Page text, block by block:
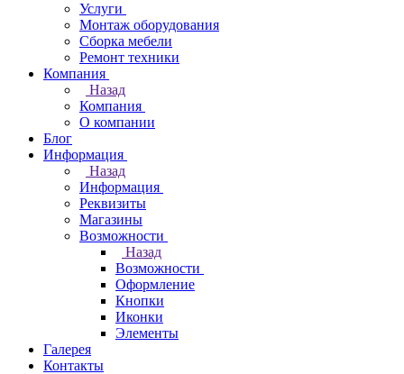
Услуги
Монтаж оборудования
Сборка мебели
Ремонт техники
Компания
Назад
Компания
О компании
Блог
Информация
Назад
Информация
Реквизиты
Магазины
Возможности
Назад
Возможности
Оформление
Кнопки
Иконки
Элементы
Галерея
Контакты